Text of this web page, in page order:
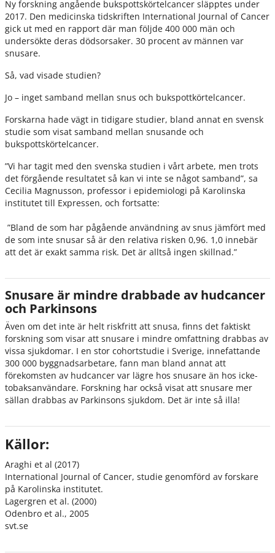
Ny forskning angående bukspottskörtelcancer släpptes under
2017. Den medicinska tidskriften International Journal of Cancer
gick ut med en rapport där man följde 400 000 män och
undersökte deras dödsorsaker. 30 procent av männen var
snusare.
Så, vad visade studien?
Jo – inget samband mellan snus och bukspottkörtelcancer.
Forskarna hade vägt in tidigare studier, bland annat en svensk
studie som visat samband mellan snusande och
bukspottskörtelcancer.
”Vi har tagit med den svenska studien i vårt arbete, men trots
det förgående resultatet så kan vi inte se något samband”, sa
Cecilia Magnusson, professor i epidemiologi på Karolinska
institutet till Expressen, och fortsatte:
”Bland de som har pågående användning av snus jämfört med
de som inte snusar så är den relativa risken 0,96. 1,0 innebär
att det är exakt samma risk. Det är alltså ingen skillnad.”
Snusare är mindre drabbade av hudcancer
och Parkinsons
Även om det inte är helt riskfritt att snusa, finns det faktiskt
forskning som visar att snusare i mindre omfattning drabbas av
vissa sjukdomar. I en stor cohortstudie i Sverige, innefattande
300 000 byggnadsarbetare, fann man bland annat att
förekomsten av hudcancer var lägre hos snusare än hos icke-
tobaksanvändare. Forskning har också visat att snusare mer
sällan drabbas av Parkinsons sjukdom. Det är inte så illa!
Källor:
Araghi et al (2017)
International Journal of Cancer, studie genomförd av forskare
på Karolinska institutet.
Lagergren et al. (2000)
Odenbro et al., 2005
svt.se